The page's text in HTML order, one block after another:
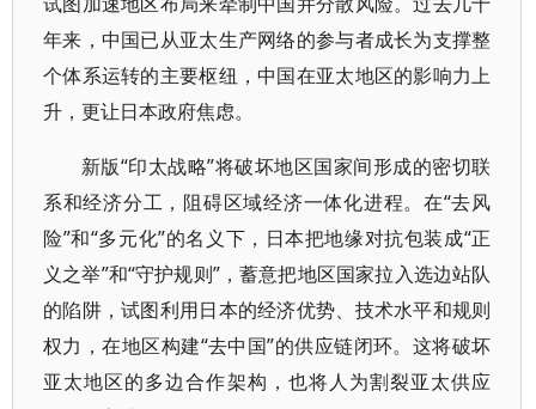
年来，中国已从亚太生产网络的参与者成长为支撑整
个体系运转的主要枢纽，中国在亚太地区的影响力上
升，更让日本政府焦虑。
新版“印太战略”将破坏地区国家间形成的密切联
系和经济分工，阻碍区域经济一体化进程。在“去风
险”和“多元化”的名义下，日本把地缘对抗包装成“正
义之举”和“守护规则”，蓄意把地区国家拉入选边站队
的陷阱，试图利用日本的经济优势、技术水平和规则
权力，在地区构建“去中国”的供应链闭环。这将破坏
亚太地区的多边合作架构，也将人为割裂亚太供应